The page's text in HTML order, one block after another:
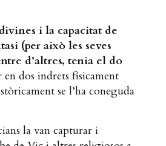
i la capacitat de
(per això les seves
d’altres, tenia el do
en dos indrets físicament
se l’ha coneguda
la van capturar i